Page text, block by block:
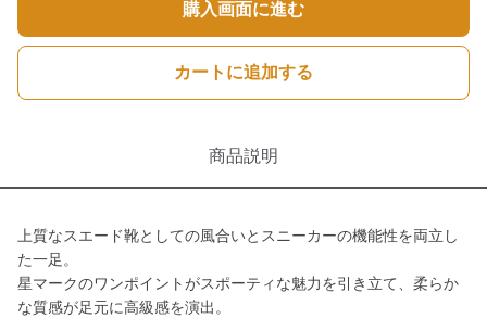
購入画面に進む
カートに追加する
商品説明
上質なスエード靴としての風合いとスニーカーの機能性を両立し
た一足。
星マークのワンポイントがスポーティな魅力を引き立て、柔らか
な質感が足元に高級感を演出。